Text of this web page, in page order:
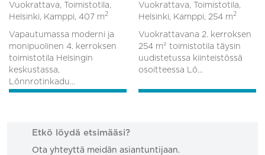
Vuokrattava, Toimistotila,
Helsinki, Kamppi, 407 m2
Vapautumassa moderni ja
monipuolinen 4. kerroksen
toimistotila Helsingin
keskustassa,
Lönnrotinkadu...
Vuokrattava, Toimistotila,
Helsinki, Kamppi, 254 m2
Vuokrattavana 2. kerroksen
254 m² toimistotila täysin
uudistetussa kiinteistössä
osoitteessa Lö...
Etkö löydä etsimääsi?
Ota yhteyttä meidän asiantuntijaan.